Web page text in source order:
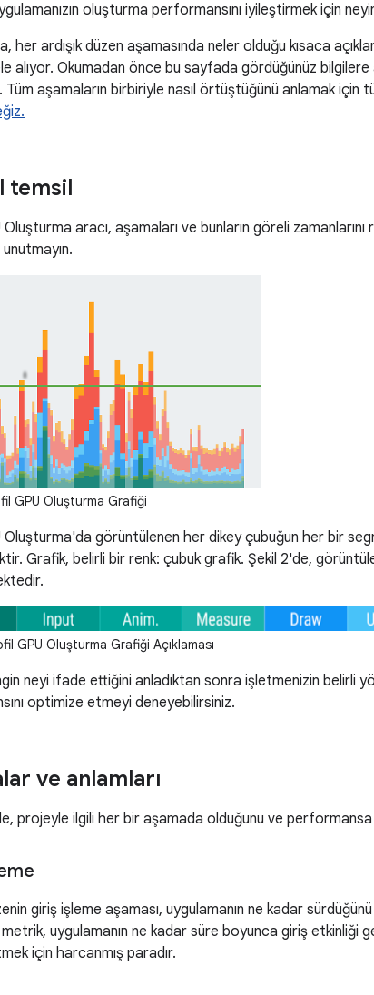
oluşturma performansını iyileştirmek için
her ardışık düzen aşamasında neler olduğu kısaca
alıyor. Okumadan önce bu sayfada gördüğünüz bilgilere
. Tüm aşamaların birbiriyle nasıl örtüştüğünü anlamak için
temsil
aracı, aşamaları ve bunların göreli
GPU Oluşturma Grafiği
görüntülenen her dikey çubuğun her bir
Grafik, belirli bir renk: çubuk grafik. Şekil 2'de,
GPU Oluşturma Grafiği Açıklaması
neyi ifade ettiğini anladıktan sonra işletmenizin belirli
optimize etmeyi deneyebilirsiniz.
ve anlamları
projeyle ilgili her bir aşamada olduğunu ve
giriş işleme aşaması, uygulamanın ne kadar
uygulamanın ne kadar süre boyunca giriş etkinliği
için harcanmış paradır.